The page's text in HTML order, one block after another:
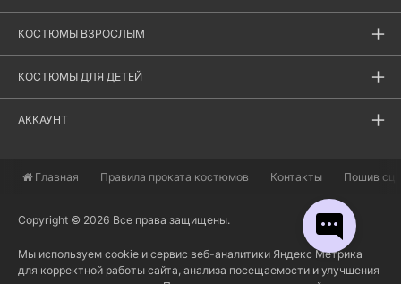
КОСТЮМЫ ВЗРОСЛЫМ
КОСТЮМЫ ДЛЯ ДЕТЕЙ
АККАУНТ
Главная ​Правила проката костюмов Контакты Пошив
Copyright © 2026 Все права защищены.
Мы используем cookie и сервис веб-аналитики Яндекс Метрика
для корректной работы сайта, анализа посещаемости и улучшения